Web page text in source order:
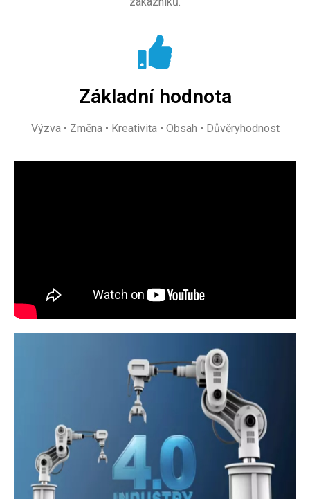
Základní hodnota
Výzva • Změna • Kreativita • Obsah • Důvěryhodnost